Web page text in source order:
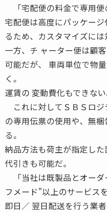
「宅配便の料金で専用便
宅配便は高度にパッケー
るため、カスタマイズには
一方、チ ャーター便は顧
可能だが、 車両単位で物
く。
運賃の 変動費化もできない
これに対してＳＢＳロジ
の専用伝票の使用や、無
る。
納品方法も荷主が指定した
代引きも可能だ。
「当社は既製品とオーダ
フメード”以上のサービス
即日／ 翌日配送を行う業